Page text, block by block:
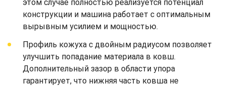
этом случае полностью реализуется потенциал
конструкции и машина работает с оптимальным
вырывным усилием и мощностью.
Профиль кожуха с двойным радиусом позволяет
улучшить попадание материала в ковш.
Дополнительный зазор в области упора
гарантирует, что нижняя часть ковша не